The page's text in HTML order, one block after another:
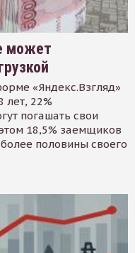
может
«Яндекс.Взгляд»
лет, 22%
погашать свои
18,5% заемщиков
половины своего